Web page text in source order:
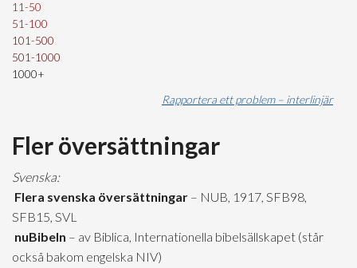
11-50
51-100
101-500
501-1000
1000+
Rapportera ett problem – interlinjär
Fler översättningar
Svenska:
Flera svenska översättningar – NUB, 1917, SFB98,
SFB15, SVL
nuBibeln – av Biblica, Internationella bibelsällskapet (står
också bakom engelska NIV)